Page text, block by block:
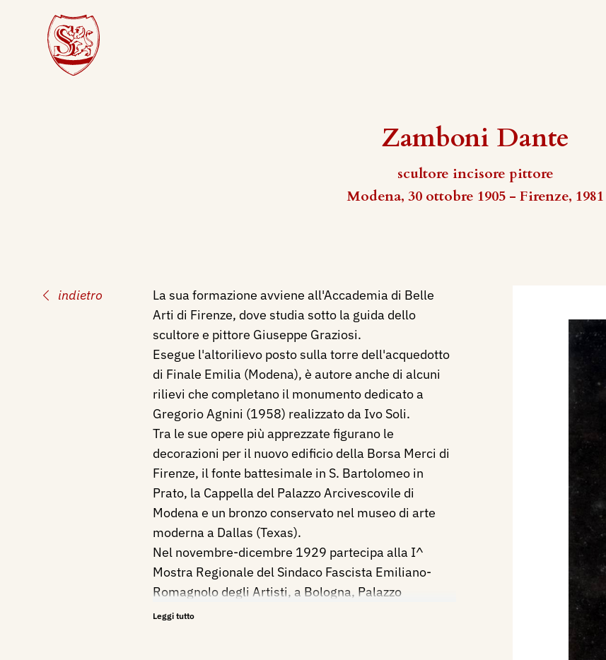
Zamboni Dante
scultore incisore pittore
Modena, 30 ottobre 1905 - Firenze, 1981
indietro
La sua formazione avviene all'Accademia di Belle
Arti di Firenze, dove studia sotto la guida dello
scultore e pittore Giuseppe Graziosi.
Esegue l'altorilievo posto sulla torre dell'acquedotto
di Finale Emilia (Modena), è autore anche di alcuni
rilievi che completano il monumento dedicato a
Gregorio Agnini (1958) realizzato da Ivo Soli.
Tra le sue opere più apprezzate figurano le
decorazioni per il nuovo edificio della Borsa Merci di
Firenze, il fonte battesimale in S. Bartolomeo in
Prato, la Cappella del Palazzo Arcivescovile di
Modena e un bronzo conservato nel museo di arte
moderna a Dallas (Texas).
Nel novembre-dicembre 1929 partecipa alla I^
Mostra Regionale del Sindaco Fascista Emiliano-
Romagnolo degli Artisti, a Bologna, Palazzo
Samperi, con l'opera: Adulto.
Leggi tutto